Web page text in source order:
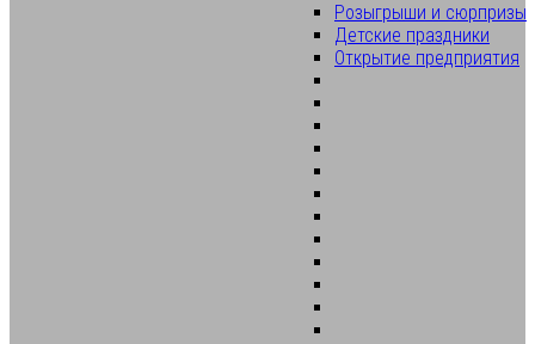
Розыгрыши и сюрпризы
Детские праздники
Открытие предприятия